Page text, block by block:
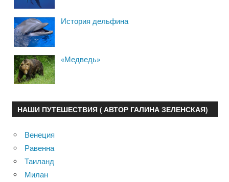
История дельфина
«Медведь»
НАШИ ПУТЕШЕСТВИЯ ( АВТОР ГАЛИНА ЗЕЛЕНСКАЯ)
Венеция
Равенна
Таиланд
Милан